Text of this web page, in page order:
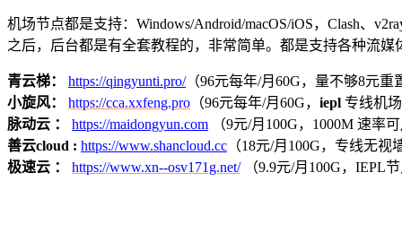
机场节点都是支持：Windows/Android/macOS/iOS，Clash、
之后，后台都是有全套教程的，非常简单。都是支持各种流
青云梯： https://qingyunti.pro/（96元每年/月60G，量不够8元重
小旋风：
https://cca.xxfeng.pro （96元每年/月60G， iepl 专线机
脉动云 ：
https://maidongyun.com （9元/月100G，1000M 速率
善云cloud : https://www.shancloud.cc （18元/月100G，专线无
极速云 ：
https://www.xn--osv171g.net/（9.9元/月100G，IEPL